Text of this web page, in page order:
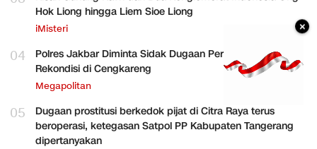
Hok Liong hingga Liem Sioe Liong
iMisteri
04
Polres Jakbar Diminta Sidak Dugaan Perakitan HP
Rekondisi di Cengkareng
Megapolitan
05
Dugaan prostitusi berkedok pijat di Citra Raya terus
beroperasi, ketegasan Satpol PP Kabupaten Tangerang
dipertanyakan
×